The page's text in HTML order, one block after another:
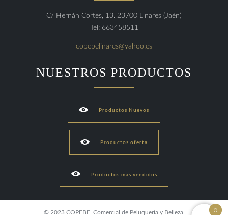
C/ Hernán Cortes, 13. 23700 Linares (Jaén)
Tel: 663458511
copebelinares@yahoo.es
NUESTROS PRODUCTOS
 Productos Nuevos
 Productos oferta
 Productos más vendidos
© 2023 COPEBE. Comercial de Peluquería y Belleza. 0